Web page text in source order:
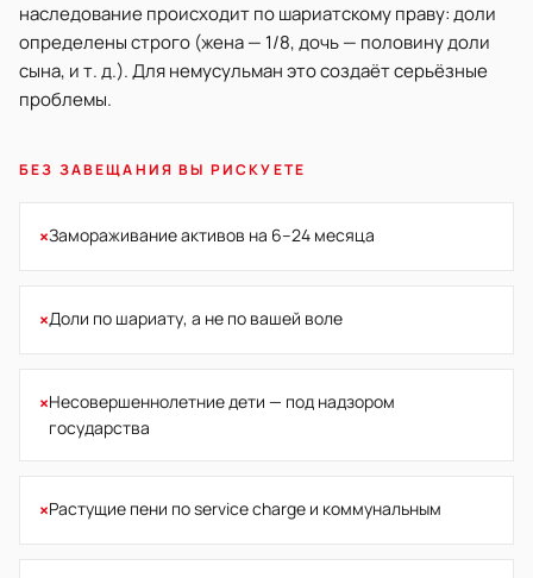
наследование происходит по шариатскому праву: доли
определены строго (жена — 1/8, дочь — половину доли
сына, и т. д.). Для немусульман это создаёт серьёзные
проблемы.
БЕЗ ЗАВЕЩАНИЯ ВЫ РИСКУЕТЕ
×Замораживание активов на 6–24 месяца
×Доли по шариату, а не по вашей воле
×Несовершеннолетние дети — под надзором
государства
×Растущие пени по service charge и коммунальным